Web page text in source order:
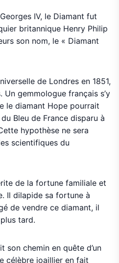
IV, le Diamant fut
britannique Henry Philip
son nom, le « Diamant
de Londres en 1851,
gemmologue français s’y
le diamant Hope pourrait
Bleu de France disparu à
hypothèse ne sera
scientifiques du
de la fortune familiale et
Il dilapide sa fortune à
de vendre ce diamant, il
tard.
son chemin en quête d’un
célèbre joaillier en fait